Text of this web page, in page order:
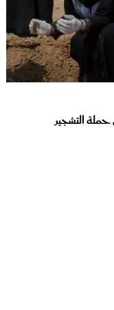
حملة التشجير